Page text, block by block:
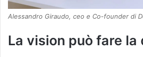
Alessandro Giraudo, ceo e Co-founder di
La vision può fare la